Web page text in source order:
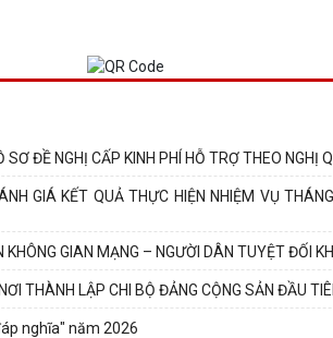
ĐỀ NGHỊ CẤP KINH PHÍ HỖ TRỢ THEO
GIÁ KẾT QUẢ THỰC HIỆN NHIỆM VỤ
GIAN MẠNG – NGƯỜI DÂN TUYỆT ĐỐI
THÀNH LẬP CHI BỘ ĐẢNG CỘNG SẢN ĐẦU
nghĩa" năm 2026